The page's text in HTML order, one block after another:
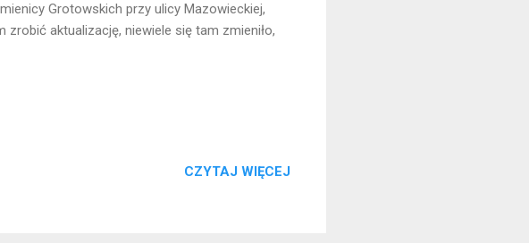
Grotowskich przy ulicy Mazowieckiej,
aktualizację, niewiele się tam zmieniło,
CZYTAJ WIĘCEJ